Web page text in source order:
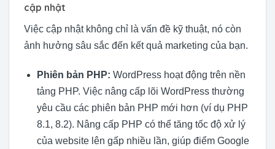
cập nhật
Việc cập nhật không chỉ là vấn đề kỹ thuật, nó còn
ảnh hưởng sâu sắc đến kết quả marketing của bạn.
Phiên bản PHP: WordPress hoạt động trên nền
tảng PHP. Việc nâng cấp lõi WordPress thường
yêu cầu các phiên bản PHP mới hơn (ví dụ PHP
8.1, 8.2). Nâng cấp PHP có thể tăng tốc độ xử lý
của website lên gấp nhiều lần, giúp điểm Google